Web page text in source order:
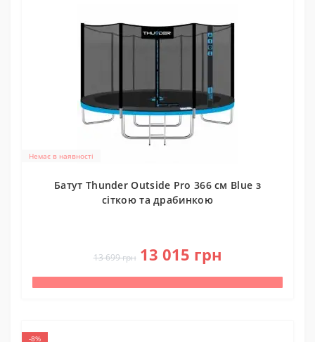
Немає в наявності
Батут Thunder Outside Pro 366 см Blue з
сіткою та драбинкою
13 699 грн 13 015 грн
-8%